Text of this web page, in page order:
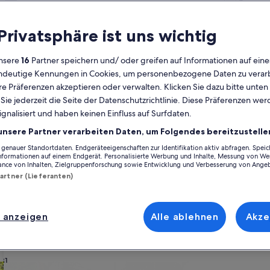
Derzeit
die
Monate
August
2026
und
September
angezeigt.
MoMontag
DiDienstag
MiMittwoch
DoDonnerstag
Fr Freitag
SaSamstag
SoSonntag
3 4 5 6 7 8 9
10 11 12
23
30
31
MoMontag
Di
7 8 9
21 22
28 29
wirf einen Blick auf unsere Ferienunterkünfte und finde die
ob mit Familie, Freunden oder deiner treuen Fellnase,
ein Whirlpool und ein Garten. Und auch wenn du
deinem Geschmack
oder Apartments
ist uns wichtig
16 Partner speichern und/ oder greifen auf Informationen auf
Kennungen in Cookies, um personenbezogene Daten zu
Präferenzen akzeptieren oder verwalten. Klicken Sie dazu bitte
jederzeit die Seite der Datenschutzrichtlinie. Diese Präferenzen
und haben keinen Einfluss auf Surfdaten.
Partner verarbeiten Daten, um Folgendes
Standortdaten. Endgeräteeigenschaften zur Identifikation aktiv abfragen.
auf einem Endgerät. Personalisierte Werbung und Inhalte, Messung von
von Inhalten, Zielgruppenforschung sowie Entwicklung und Verbesserung von
(Lieferanten)
Alle ablehnen